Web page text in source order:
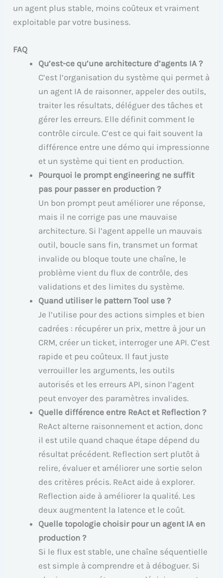
un agent plus stable, moins coûteux et vraiment
exploitable par votre business.
FAQ
Qu’est-ce qu’une architecture d’agents IA ?
C’est l’organisation du système qui permet à
un agent IA de raisonner, appeler des outils,
traiter les résultats, déléguer des tâches et
gérer les erreurs. Elle définit comment le
contrôle circule. C’est ce qui fait souvent la
différence entre une démo qui impressionne
et un système qui tient en production.
Pourquoi le prompt engineering ne suffit
pas pour passer en production ?
Un bon prompt peut améliorer une réponse,
mais il ne corrige pas une mauvaise
architecture. Si l’agent appelle un mauvais
outil, boucle sans fin, transmet un format
invalide ou bloque toute une chaîne, le
problème vient du flux de contrôle, des
validations et des limites du système.
Quand utiliser le pattern Tool use ?
Je l’utilise pour des actions simples et bien
cadrées : récupérer un prix, mettre à jour un
CRM, créer un ticket, interroger une API. C’est
rapide et peu coûteux. Il faut juste
verrouiller les arguments, les outils
autorisés et les erreurs API, sinon l’agent
peut envoyer des paramètres invalides.
Quelle différence entre ReAct et Reflection ?
ReAct alterne raisonnement et action, donc
il est utile quand chaque étape dépend du
résultat précédent. Reflection sert plutôt à
relire, évaluer et améliorer une sortie selon
des critères précis. ReAct aide à explorer.
Reflection aide à améliorer la qualité. Les
deux augmentent la latence et le coût.
Quelle topologie choisir pour un agent IA en
production ?
Si le flux est stable, une chaîne séquentielle
est simple à comprendre et à déboguer. Si